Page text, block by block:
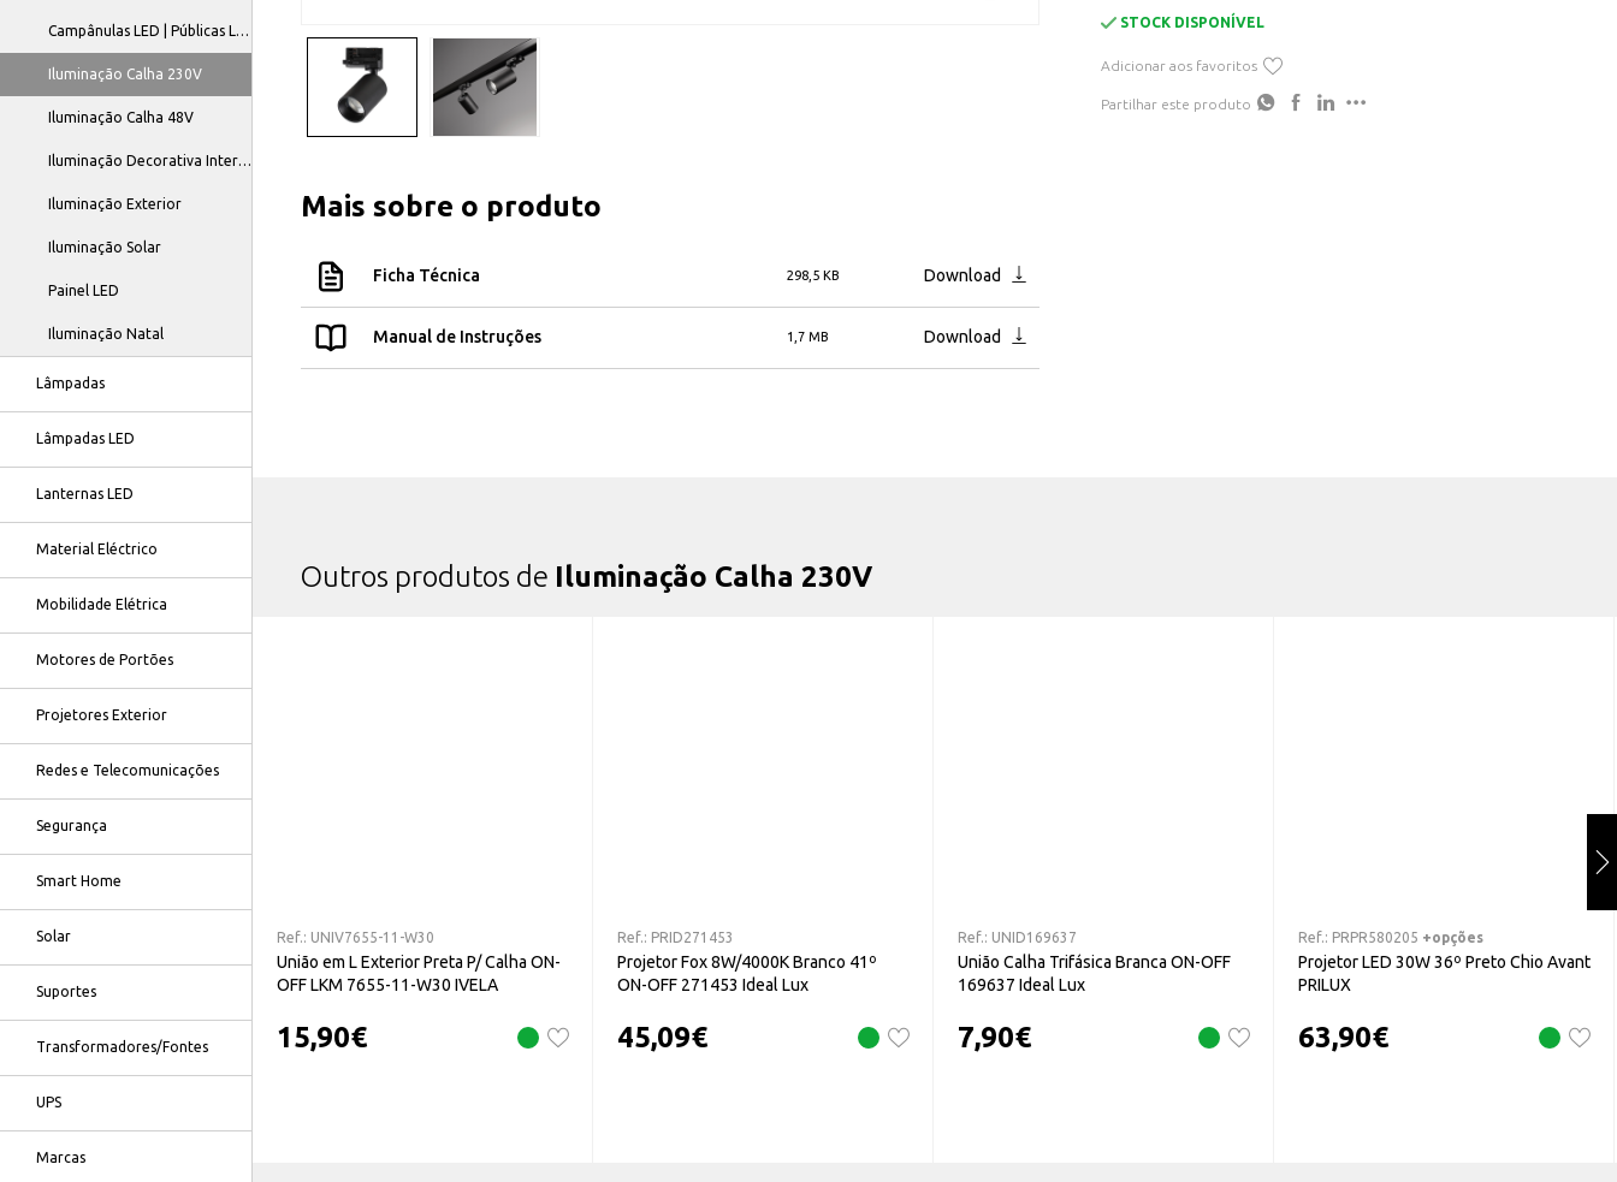
Campânulas LED | Públicas LED
Iluminação Calha 230V
Iluminação Calha 48V
Iluminação Decorativa Interior
Iluminação Exterior
Iluminação Solar
Painel LED
Iluminação Natal
Lâmpadas
Lâmpadas LED
Lanternas LED
Material Eléctrico
Mobilidade Elétrica
Motores de Portões
Projetores Exterior
Redes e Telecomunicações
Segurança
Smart Home
Solar
Suportes
Transformadores/Fontes
UPS
Marcas
Mais sobre o produto
Ficha Técnica 298,5 KB Download
Manual de Instruções 1,7 MB Download
STOCK DISPONÍVEL
Adicionar aos favoritos
Partilhar este produto
Outros produtos de Iluminação Calha 230V
Ref.: UNIV7655-11-W30
União em L Exterior Preta P/ Calha ON-
OFF LKM 7655-11-W30 IVELA
15,90€
Ref.: PRID271453
Projetor Fox 8W/4000K Branco 41º
ON-OFF 271453 Ideal Lux
45,09€
Ref.: UNID169637
União Calha Trifásica Branca ON-OFF
169637 Ideal Lux
7,90€
Ref.: PRPR580205 +opções
Projetor LED 30W 36º Preto Chio Avant
PRILUX
63,90€